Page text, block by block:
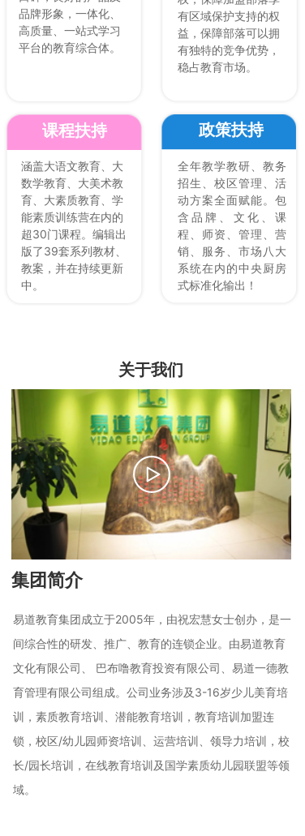
课程扶持 政策扶持
品牌形象，一体化、
高质量、一站式学习
平台的教育综合体。
涵盖大语文教育、大
数学教育、大美术教
育、大素质教育、学
能素质训练营在内的
超30门课程。编辑出
版了39套系列教材、
教案，并在持续更新
中。
全年教学教研、教务
招生、校区管理、活
动方案全面赋能。包
含品牌、文化、课
程、师资、管理、营
销、服务、市场八大
系统在内的中央厨房
式标准化输出！
有区域保护支持的权
益，保障部落可以拥
有独特的竞争优势，
稳占教育市场。
关于我们
集团简介
易道教育集团成立于2005年，由祝宏慧女士创办，是一
间综合性的研发、推广、教育的连锁企业。由易道教育
文化有限公司、 巴布噜教育投资有限公司、易道一德教
育管理有限公司组成。公司业务涉及3-16岁少儿美育培
训，素质教育培训、潜能教育培训，教育培训加盟连
锁，校区/幼儿园师资培训、运营培训、领导力培训，校
长/园长培训，在线教育培训及国学素质幼儿园联盟等领
域。